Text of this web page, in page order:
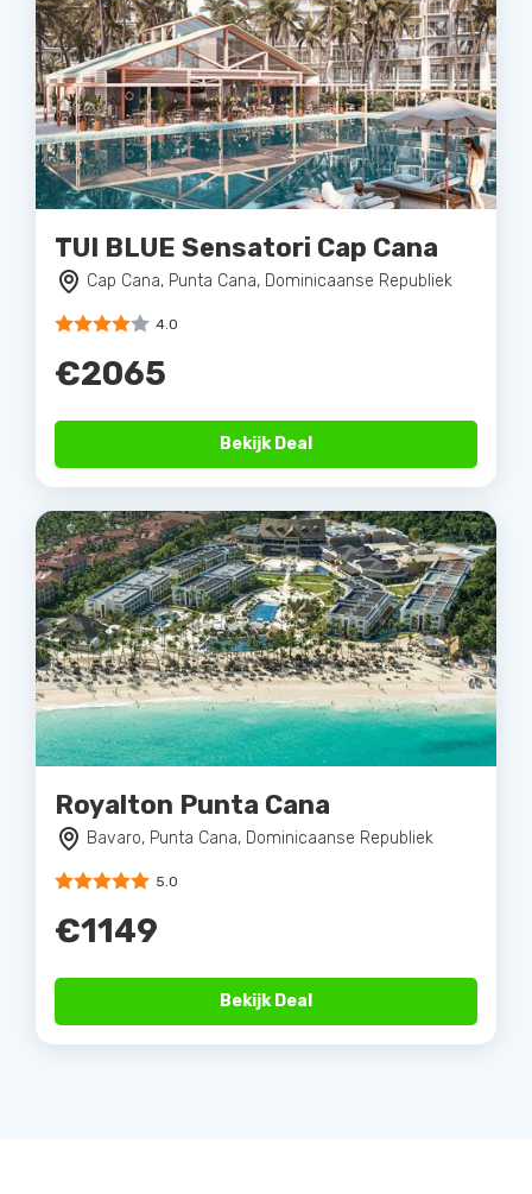
TUI BLUE Sensatori Cap Cana
Cap Cana, Punta Cana, Dominicaanse Republiek
4.0
€2065
Bekijk Deal
Royalton Punta Cana
Bavaro, Punta Cana, Dominicaanse Republiek
5.0
€1149
Bekijk Deal